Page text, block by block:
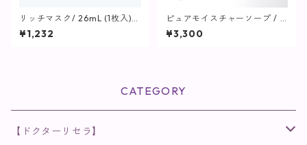
リッチマスク/ 26mL (1枚入)
【マスク】
¥1,232
ピュアモイスチャーソープ / 11
0g【洗顔】
¥3,300
CATEGORY
【ドクターリセラ】